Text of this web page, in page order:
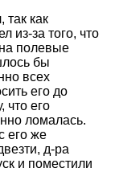
так как
из-за того, что
полевые
бы
всех
его до
его
ломалась.
его же
д-ра
и поместили